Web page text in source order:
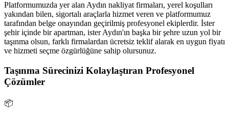
Platformumuzda yer alan Aydın nakliyat firmaları, yerel koşulları
yakından bilen, sigortalı araçlarla hizmet veren ve platformumuz
tarafından belge onayından geçirilmiş profesyonel ekiplerdir. İster
şehir içinde bir apartman, ister Aydın'ın başka bir şehre uzun yol bir
taşınma olsun, farklı firmalardan ücretsiz teklif alarak en uygun fiyatı
ve hizmeti seçme özgürlüğüne sahip olursunuz.
Taşınma Sürecinizi Kolaylaştıran Profesyonel
Çözümler
📦